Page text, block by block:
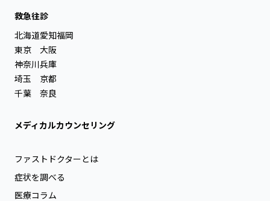
救急往診
北海道
東京
神奈川
埼玉
千葉
愛知
大阪
兵庫
京都
奈良
福岡
メディカルカウンセリング
ファストドクターとは
症状を調べる
医療コラム